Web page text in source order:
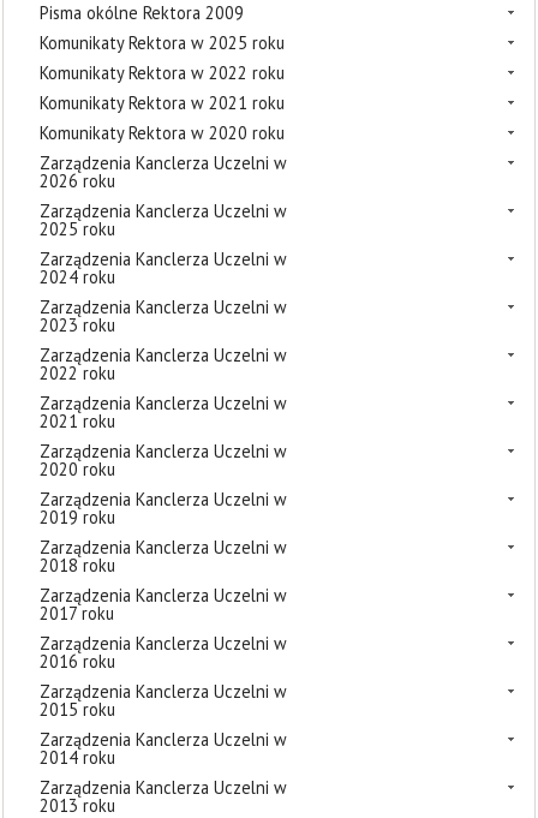
Pisma okólne Rektora 2009
Komunikaty Rektora w 2025 roku
Komunikaty Rektora w 2022 roku
Komunikaty Rektora w 2021 roku
Komunikaty Rektora w 2020 roku
Zarządzenia Kanclerza Uczelni w
2026 roku
Zarządzenia Kanclerza Uczelni w
2025 roku
Zarządzenia Kanclerza Uczelni w
2024 roku
Zarządzenia Kanclerza Uczelni w
2023 roku
Zarządzenia Kanclerza Uczelni w
2022 roku
Zarządzenia Kanclerza Uczelni w
2021 roku
Zarządzenia Kanclerza Uczelni w
2020 roku
Zarządzenia Kanclerza Uczelni w
2019 roku
Zarządzenia Kanclerza Uczelni w
2018 roku
Zarządzenia Kanclerza Uczelni w
2017 roku
Zarządzenia Kanclerza Uczelni w
2016 roku
Zarządzenia Kanclerza Uczelni w
2015 roku
Zarządzenia Kanclerza Uczelni w
2014 roku
Zarządzenia Kanclerza Uczelni w
2013 roku